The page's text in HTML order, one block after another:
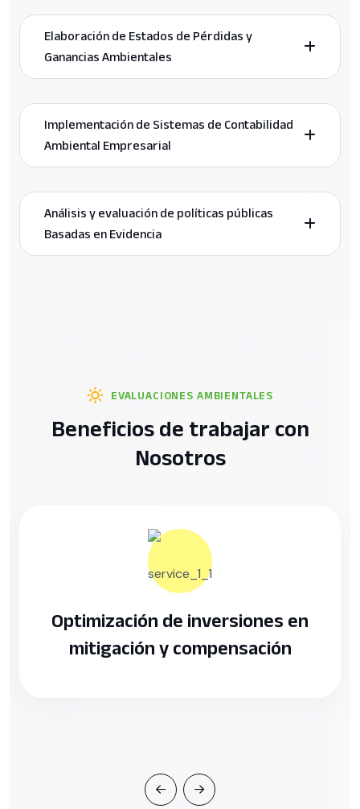
Elaboración de Estados de Pérdidas y
Ganancias Ambientales
Implementación de Sistemas de Contabilidad
Ambiental Empresarial
Análisis y evaluación de políticas públicas
Basadas en Evidencia
EVALUACIONES AMBIENTALES
Beneficios de trabajar con
Nosotros
de inversiones en
y compensación